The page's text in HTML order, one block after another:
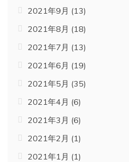
2021年9月 (13)
2021年8月 (18)
2021年7月 (13)
2021年6月 (19)
2021年5月 (35)
2021年4月 (6)
2021年3月 (6)
2021年2月 (1)
2021年1月 (1)